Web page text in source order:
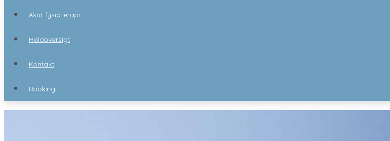
Holdoversigt
Kontakt
Akut fysioterapi
Holdoversigt
Kontakt
Booking